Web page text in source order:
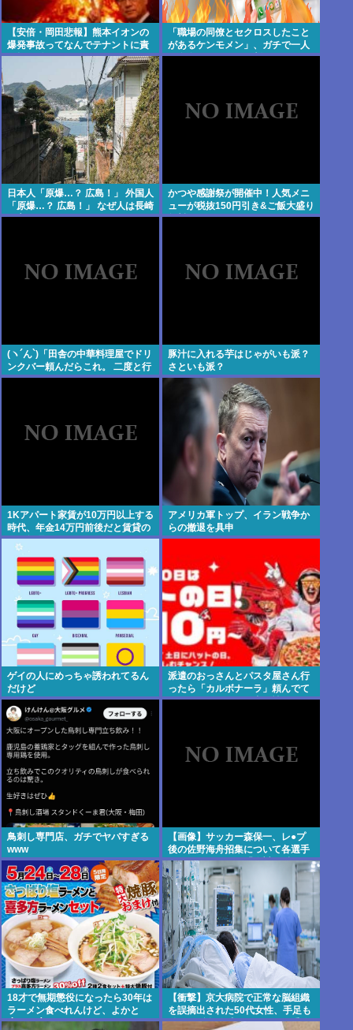
【安倍・岡田悲報】熊本イオンの
爆発事故ってなんでテナントに責
任押し付けてるの？
「職場の同僚とセクロスしたこと
があるケンモメン」、ガチで一人
も存在しないことが判明
日本人「原爆…？ 広島！」 外国人
「原爆…？ 広島！」 なぜ人は長崎
を忘れるのか
かつや感謝祭が開催中！人気メニ
ューが税抜150円引き&ご飯大盛り
無料
(ヽ´ん`)「田舎の中華料理屋でドリ
ンクバー頼んだらこれ。 二度と行
かない」
豚汁に入れる芋はじゃがいも派？
さといも派？
1Kアパート家賃が10万円以上する
時代、年金14万円前後だと賃貸の
人は無理じゃね？
アメリカ軍トップ、イラン戦争か
らの撤退を具申
ゲイの人にめっちゃ誘われてるん
だけど
派遣のおっさんとパスタ屋さん行
ったら「カルボナーラ」頼んでて
ドン引き…なんで弱者男性ってい
鳥刺し専門店、ガチでヤバすぎる
www
【画像】サッカー森保一、レ●プ
後の佐野海舟招集について各選手
にヒアリングをし「絶対に反
対！」と断言した守田英正を代表
追放www
18才で無期懲役になったら30年は
ラーメン食べれんけど、よかと
(´・ω・`)❓
【衝撃】京大病院で正常な脳組織
を誤摘出された50代女性、手足も
動かせず自発呼吸もできない重篤